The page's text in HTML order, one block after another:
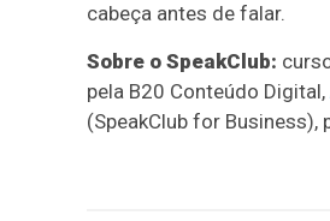
cabeça antes de falar.
Sobre o SpeakClub:
pela B20 Conteúdo Digital,
(SpeakClub for